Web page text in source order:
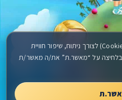
אנחנו משתמשים בקובצי עוגיות (Cookies) לצורך ניתוח, שיפור חוויית
על “מאשר.ת” את/ה מאשר/ת